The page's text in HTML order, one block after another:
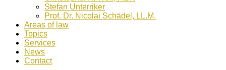
Stefan Unterriker
Prof. Dr. Nicolai Schädel, LL.M.
Areas of law
Topics
Services
News
Contact